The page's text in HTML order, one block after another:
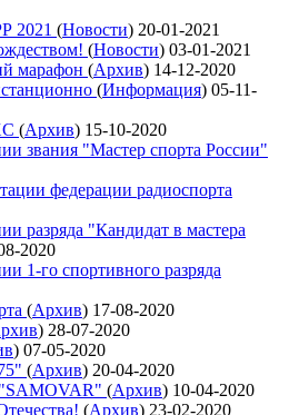
2021 (Новости) 20-01-2021
(Новости) 03-01-2021
марафон (Архив) 14-12-2020
(Информация) 05-11-
(Архив) 15-10-2020
звания "Мастер спорта России"
федерации радиоспорта
разряда "Кандидат в мастера
2020
1-го спортивного разряда
(Архив) 17-08-2020
) 28-07-2020
) 07-05-2020
(Архив) 20-04-2020
(Архив) 10-04-2020
(Архив) 23-02-2020